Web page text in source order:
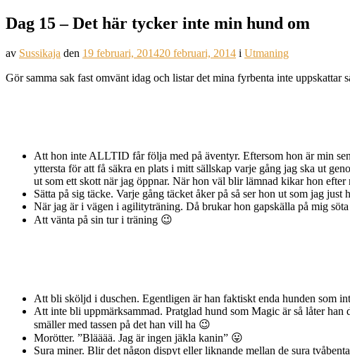
Dag 15 – Det här tycker inte min hund om
av Sussikaja den 19 februari, 201420 februari, 2014 i Utmaning
Gör samma sak fast omvänt idag och listar det mina fyrbenta inte uppskattar
Att hon inte ALLTID får följa med på äventyr. Eftersom hon är min
yttersta för att få säkra en plats i mitt sällskap varje gång jag ska ut
ut som ett skott när jag öppnar. När hon väl blir lämnad kikar hon
Sätta på sig täcke. Varje gång täcket åker på så ser hon ut som jag
När jag är i vägen i agilityträning. Då brukar hon gapskälla på mig
Att vänta på sin tur i träning 😉
Att bli sköljd i duschen. Egentligen är han faktiskt enda hunden som
Att inte bli uppmärksammad. Pratglad hund som Magic är så låter
smäller med tassen på det han vill ha 😉
Morötter. ”Blääää. Jag är ingen jäkla kanin” 😛
Sura miner. Blir det någon dispyt eller liknande mellan de sura